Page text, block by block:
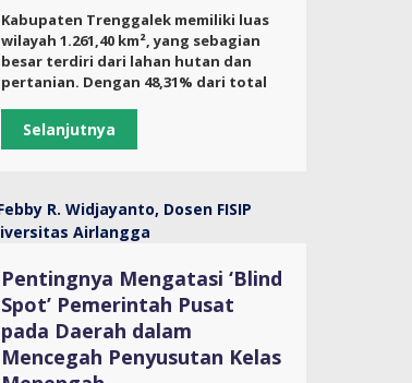
Kabupaten Trenggalek memiliki luas
wilayah 1.261,40 km², yang sebagian
besar terdiri dari lahan hutan dan
pertanian. Dengan 48,31% dari total
Selanjutnya
Pentingnya Mengatasi ‘Blind
Spot’ Pemerintah Pusat
pada Daerah dalam
Mencegah Penyusutan Kelas